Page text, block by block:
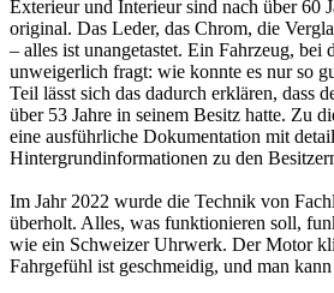
Exterieur und Interieur sind nach über 60
original. Das Leder, das Chrom, die
– alles ist unangetastet. Ein Fahrzeug, bei
unweigerlich fragt: wie konnte es nur so
Teil lässt sich das dadurch erklären, dass
über 53 Jahre in seinem Besitz hatte. Zu
eine ausführliche Dokumentation mit
Hintergrundinformationen zu den
Im Jahr 2022 wurde die Technik von
überholt. Alles, was funktionieren soll,
wie ein Schweizer Uhrwerk. Der Motor
Fahrgefühl ist geschmeidig, und man